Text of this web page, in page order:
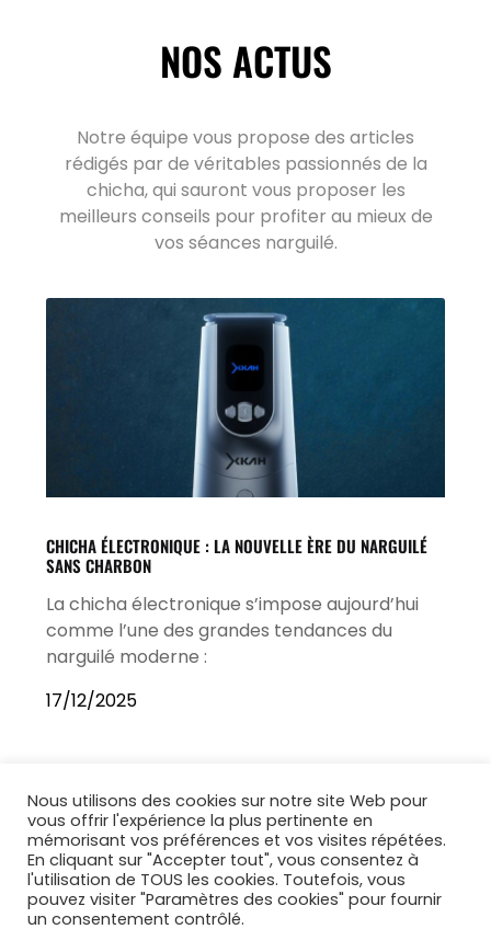
NOS ACTUS
Notre équipe vous propose des articles
rédigés par de véritables passionnés de la
chicha, qui sauront vous proposer les
meilleurs conseils pour profiter au mieux de
vos séances narguilé.
CHICHA ÉLECTRONIQUE : LA NOUVELLE ÈRE DU NARGUILÉ
SANS CHARBON
La chicha électronique s’impose aujourd’hui
comme l’une des grandes tendances du
narguilé moderne :
17/12/2025
Nous utilisons des cookies sur notre site Web pour
vous offrir l'expérience la plus pertinente en
mémorisant vos préférences et vos visites répétées.
En cliquant sur "Accepter tout", vous consentez à
l'utilisation de TOUS les cookies. Toutefois, vous
pouvez visiter "Paramètres des cookies" pour fournir
un consentement contrôlé.